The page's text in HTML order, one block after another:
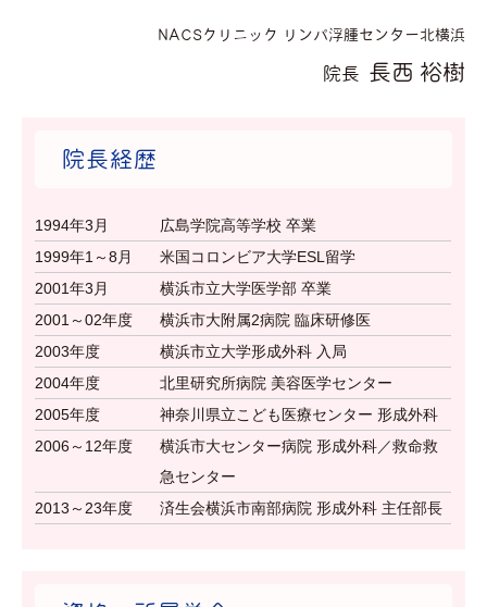
NACSクリニック リンパ浮腫センター北横浜
院長 長西 裕樹
院長経歴
1994年3月
広島学院高等学校 卒業
1999年1～8月
米国コロンビア大学ESL留学
2001年3月
横浜市立大学医学部 卒業
2001～02年度
横浜市大附属2病院 臨床研修医
2003年度
横浜市立大学形成外科 入局
2004年度
北里研究所病院 美容医学センター
2005年度
神奈川県立こども医療センター 形成外科
2006～12年度
横浜市大センター病院 形成外科／救命救
急センター
2013～23年度
済生会横浜市南部病院 形成外科 主任部長